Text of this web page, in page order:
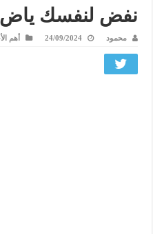
نفض لنفسك ياض
محمود 24/09/2024 أهم